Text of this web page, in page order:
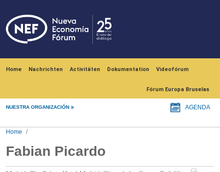
Home Nachrichten Activitäten Dokumentation Videofórum
Fórum Europa Bruselas
NUESTRA ORGANIZACIÓN AGENDA
Home
Fabian Picardo